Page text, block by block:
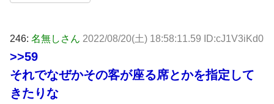
246: 名無しさん 2022/08/20(土) 18:58:11.59 ID:cJ1V3iKd0
>>59
それでなぜかその客が座る席とかを指定して
きたりな